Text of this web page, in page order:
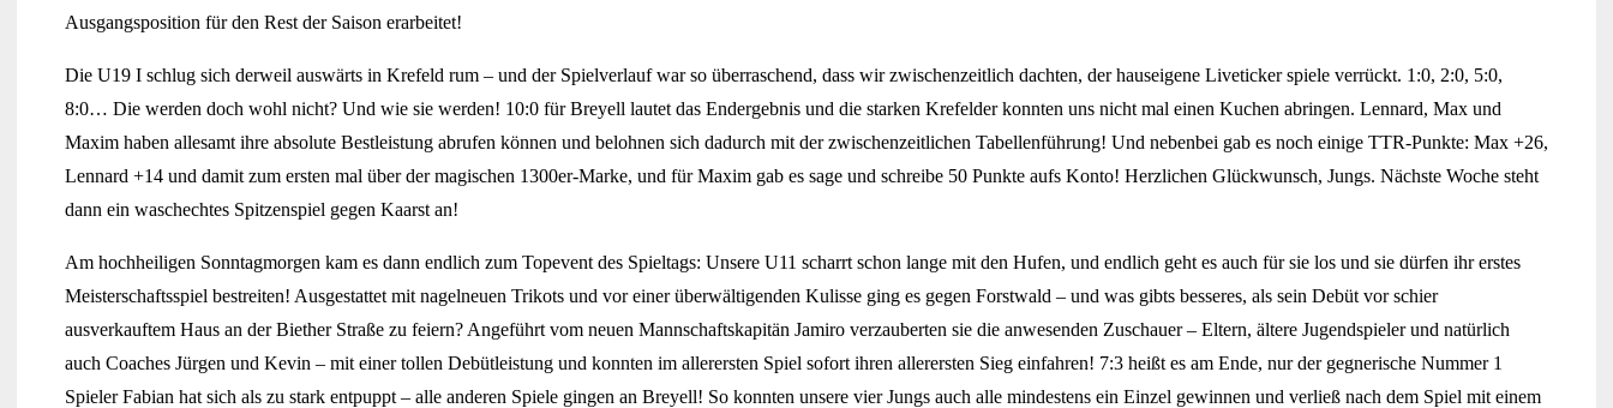
Ausgangsposition für den Rest der Saison erarbeitet!
Die U19 I schlug sich derweil auswärts in Krefeld rum – und der Spielverlauf war so überraschend, dass wir zwischenzeitlich dachten, der hauseigene Liveticker spiele verrückt. 1:0, 2:0, 5:0,
8:0… Die werden doch wohl nicht? Und wie sie werden! 10:0 für Breyell lautet das Endergebnis und die starken Krefelder konnten uns nicht mal einen Kuchen abringen. Lennard, Max und
Maxim haben allesamt ihre absolute Bestleistung abrufen können und belohnen sich dadurch mit der zwischenzeitlichen Tabellenführung! Und nebenbei gab es noch einige TTR-Punkte: Max +26,
Lennard +14 und damit zum ersten mal über der magischen 1300er-Marke, und für Maxim gab es sage und schreibe 50 Punkte aufs Konto! Herzlichen Glückwunsch, Jungs. Nächste Woche steht
dann ein waschechtes Spitzenspiel gegen Kaarst an!
Am hochheiligen Sonntagmorgen kam es dann endlich zum Topevent des Spieltags: Unsere U11 scharrt schon lange mit den Hufen, und endlich geht es auch für sie los und sie dürfen ihr erstes
Meisterschaftsspiel bestreiten! Ausgestattet mit nagelneuen Trikots und vor einer überwältigenden Kulisse ging es gegen Forstwald – und was gibts besseres, als sein Debüt vor schier
ausverkauftem Haus an der Biether Straße zu feiern? Angeführt vom neuen Mannschaftskapitän Jamiro verzauberten sie die anwesenden Zuschauer – Eltern, ältere Jugendspieler und natürlich
auch Coaches Jürgen und Kevin – mit einer tollen Debütleistung und konnten im allerersten Spiel sofort ihren allerersten Sieg einfahren! 7:3 heißt es am Ende, nur der gegnerische Nummer 1
Spieler Fabian hat sich als zu stark entpuppt – alle anderen Spiele gingen an Breyell! So konnten unsere vier Jungs auch alle mindestens ein Einzel gewinnen und verließ nach dem Spiel mit einem